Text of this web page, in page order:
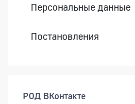
Персональные данные
Постановления
РОД ВКонтакте